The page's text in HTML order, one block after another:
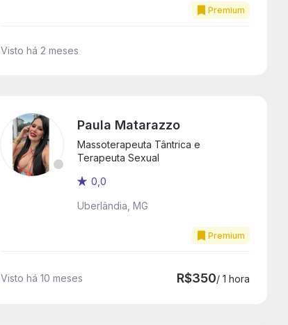
Premium
Visto há 2 meses
Premium
Paula Matarazzo
Massoterapeuta Tântrica e
Terapeuta Sexual
0,0
Uberlândia, MG
Visto há 10 meses R$350/ 1 hora